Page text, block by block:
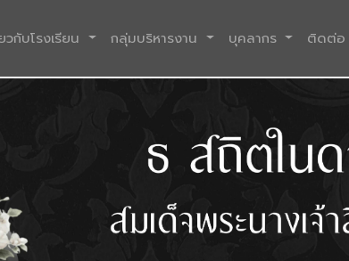
วกับโรงเรียน กลุ่มบริหารงาน บุคลากร ติดต่อ